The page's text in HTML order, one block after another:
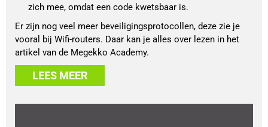
zich mee, omdat een code kwetsbaar is.
Er zijn nog veel meer beveiligingsprotocollen, deze zie je
vooral bij Wifi-routers. Daar kan je alles over lezen in het
artikel van de Megekko Academy.
LEES MEER